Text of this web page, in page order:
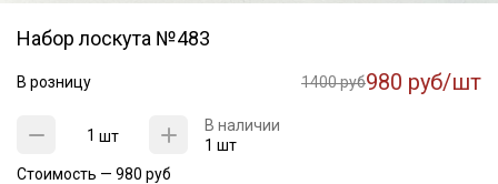
Набор лоскута №483
В розницу 1400 руб980 руб/шт
шт
В наличии
1 шт
Стоимость — 980 руб